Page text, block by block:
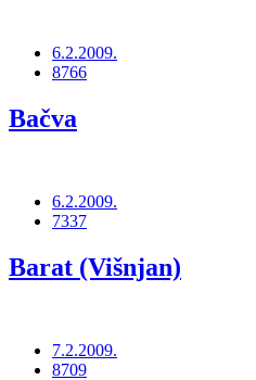
6.2.2009.
8766
Bačva
6.2.2009.
7337
Barat (Višnjan)
7.2.2009.
8709